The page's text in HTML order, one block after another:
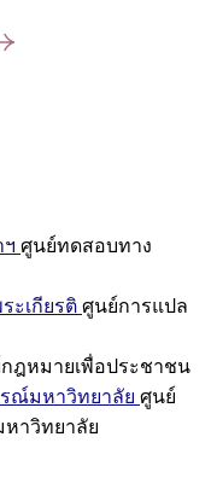
ศูนย์ทดสอบทาง
ะเกียรติ ศูนย์การแปล
ฎหมายเพื่อประชาชน
ณ์มหาวิทยาลัย ศูนย์
าวิทยาลัย